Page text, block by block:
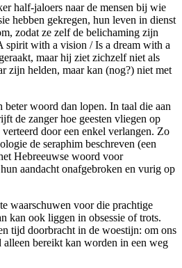
half-jaloers naar de mensen bij wie
hebben gekregen, hun leven in dienst
zodat ze zelf de belichaming zijn
spirit with a vision / Is a dream with a
maar hij ziet zichzelf niet als
zijn helden, maar kan (nog?) niet met
beter woord dan lopen. In taal die aan
de zanger hoe geesten vliegen op
door een enkel verlangen. Zo
de seraphim beschreven (een
Hebreeuwse woord voor
aandacht onafgebroken en vurig op
waarschuwen voor die prachtige
kan ook liggen in obsessie of trots.
tijd doorbracht in de woestijn: om ons
alleen bereikt kan worden in een weg